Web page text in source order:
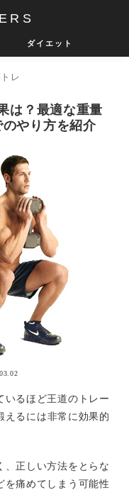
ダイエット
レ
は？最適な重量
やり方を紹介
いるほど王道のトレー
えるには非常に効果的
、正しい方法をとらな
を痛めてしまう可能性